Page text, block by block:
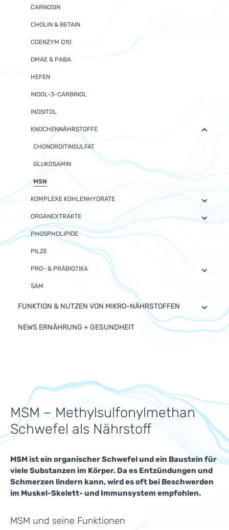
CARNOSIN
CHOLIN & BETAIN
COENZYM Q10
DMAE & PABA
HEFEN
INDOL-3-CARBINOL
INOSITOL
KNOCHENNÄHRSTOFFE
CHONDROITINSULFAT
GLUKOSAMIN
MSN
KOMPLEXE KOHLENHYDRATE
ORGANEXTRAKTE
PHOSPHOLIPIDE
PILZE
PRO- & PRÄBIOTIKA
SAM
FUNKTION & NUTZEN VON MIKRO-NÄHRSTOFFEN
NEWS ERNÄHRUNG + GESUNDHEIT
MSM – Methylsulfonylmethan
Schwefel als Nährstoff
MSM ist ein organischer Schwefel und ein Baustein für
viele Substanzen im Körper. Da es Entzündungen und
Schmerzen lindern kann, wird es oft bei Beschwerden
im Muskel-Skelett- und Immunsystem empfohlen.
MSM und seine Funktionen